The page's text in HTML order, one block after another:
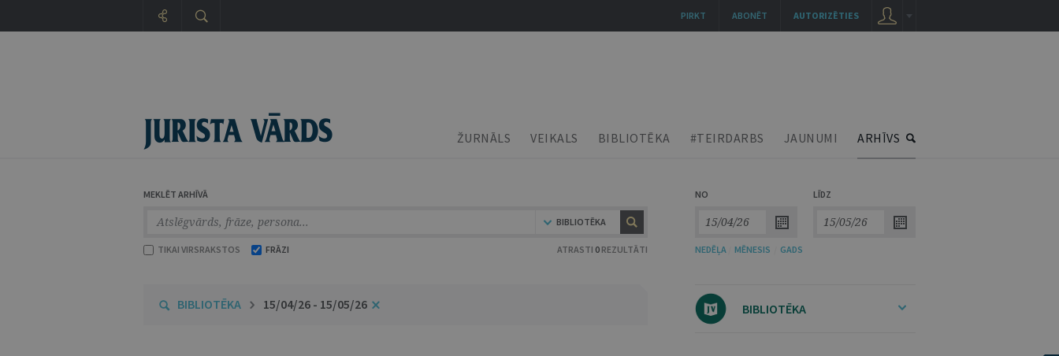
ŽURNĀLS VEIKALS BIBLIOTĒKA #TEIRDARBS JAUNUMI ARHĪVS
MEKLĒT ARHĪVĀ
BIBLIOTĒKA
TIKAI VIRSRAKSTOS FRĀZI ATRASTI 0 REZULTĀTI
NO LĪDZ
NEDĒĻA MĒNESIS GADS
BIBLIOTĒKA 15/04/26 - 15/05/26 BIBLIOTĒKA
AUTORIZĒTIES
ABONĒT
PIRKT